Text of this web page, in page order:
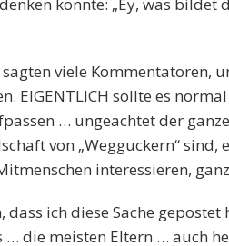
sagten viele Kommentatoren,
EIGENTLICH sollte es
… ungeachtet der
von „Wegguckern“
interessieren,
dass ich diese Sache
… die meisten Eltern … auch